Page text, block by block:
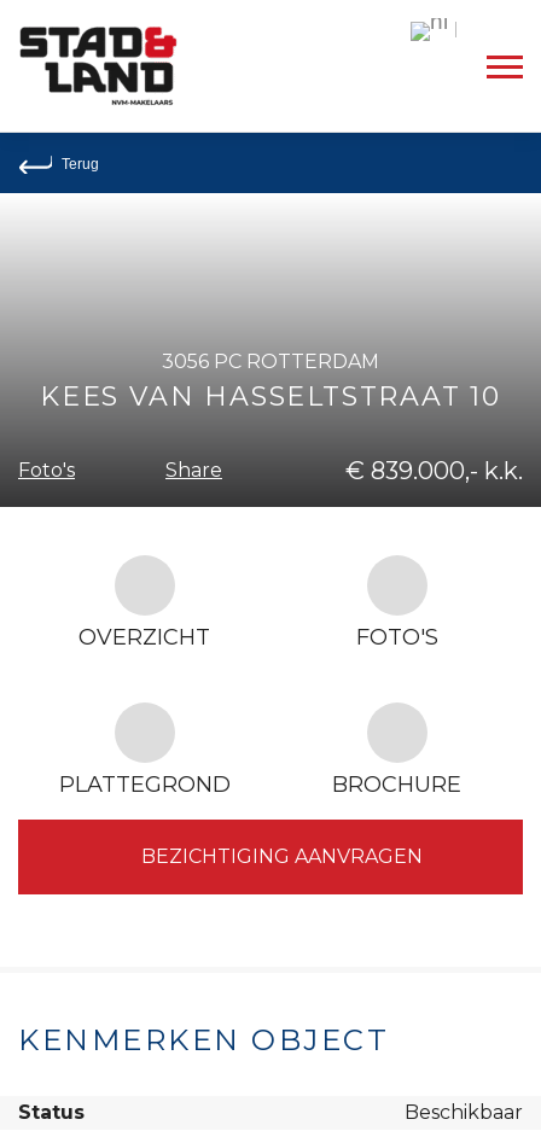
Dutch
Terug
3056 PC ROTTERDAM
KEES VAN HASSELTSTRAAT 10
Foto's Share € 839.000,- k.k.
OVERZICHT FOTO'S
PLATTEGROND BROCHURE
BEZICHTIGING AANVRAGEN
KENMERKEN OBJECT
Status
Beschikbaar